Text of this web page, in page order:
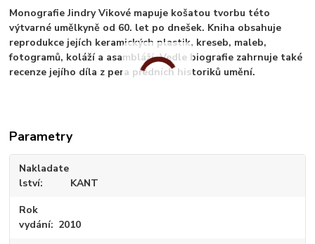
Monografie Jindry Vikové mapuje košatou tvorbu této
výtvarné umělkyně od 60. let po dnešek. Kniha obsahuje
reprodukce jejích keramických plastik, kreseb, maleb,
fotogramů, koláží a asambláží. Vedle biografie zahrnuje také
recenze jejího díla z pera předních historiků umění.
Parametry
Nakladate
lství
KANT
Rok
vydání
2010